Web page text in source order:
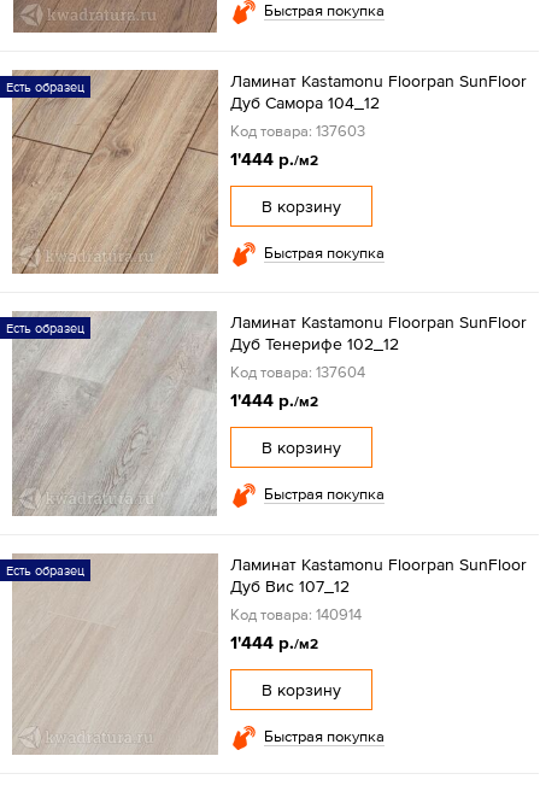
Быстрая покупка
Есть образец
Ламинат Kastamonu Floorpan SunFloor
Дуб Самора 104_12
Код товара: 137603
1'444 р./м2
В корзину
Быстрая покупка
Есть образец
Ламинат Kastamonu Floorpan SunFloor
Дуб Тенерифе 102_12
Код товара: 137604
1'444 р./м2
В корзину
Быстрая покупка
Есть образец
Ламинат Kastamonu Floorpan SunFloor
Дуб Вис 107_12
Код товара: 140914
1'444 р./м2
В корзину
Быстрая покупка